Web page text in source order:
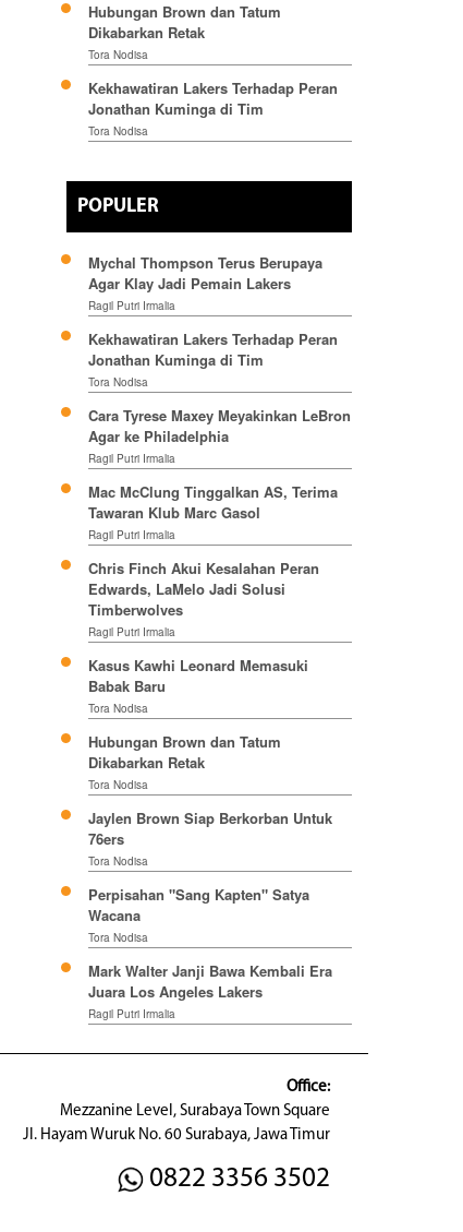
Hubungan Brown dan Tatum
Dikabarkan Retak
Tora Nodisa
Kekhawatiran Lakers Terhadap Peran
Jonathan Kuminga di Tim
Tora Nodisa
POPULER
Mychal Thompson Terus Berupaya
Agar Klay Jadi Pemain Lakers
Ragil Putri Irmalia
Kekhawatiran Lakers Terhadap Peran
Jonathan Kuminga di Tim
Tora Nodisa
Cara Tyrese Maxey Meyakinkan LeBron
Agar ke Philadelphia
Ragil Putri Irmalia
Mac McClung Tinggalkan AS, Terima
Tawaran Klub Marc Gasol
Ragil Putri Irmalia
Chris Finch Akui Kesalahan Peran
Edwards, LaMelo Jadi Solusi
Timberwolves
Ragil Putri Irmalia
Kasus Kawhi Leonard Memasuki
Babak Baru
Tora Nodisa
Hubungan Brown dan Tatum
Dikabarkan Retak
Tora Nodisa
Jaylen Brown Siap Berkorban Untuk
76ers
Tora Nodisa
Perpisahan "Sang Kapten" Satya
Wacana
Tora Nodisa
Mark Walter Janji Bawa Kembali Era
Juara Los Angeles Lakers
Ragil Putri Irmalia
Office:
Mezzanine Level, Surabaya Town Square
Jl. Hayam Wuruk No. 60 Surabaya, Jawa Timur
0822 3356 3502